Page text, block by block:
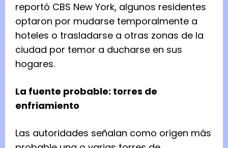
reportó CBS New York, algunos residentes
optaron por mudarse temporalmente a
hoteles o trasladarse a otras zonas de la
ciudad por temor a ducharse en sus
hogares.
La fuente probable: torres de
enfriamiento
Las autoridades señalan como origen más